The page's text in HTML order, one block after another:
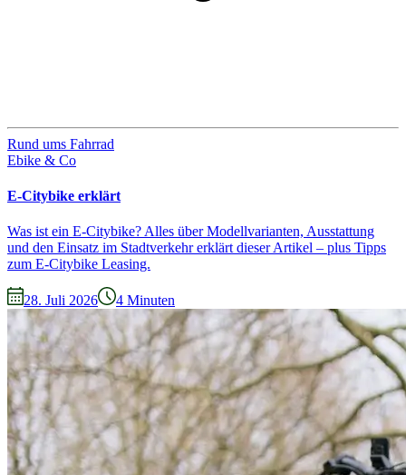
Rund ums Fahrrad
Ebike & Co
E-Citybike erklärt
Was ist ein E-Citybike? Alles über Modellvarianten, Ausstattung
und den Einsatz im Stadtverkehr erklärt dieser Artikel – plus Tipps
zum E-Citybike Leasing.
28. Juli 2026 4 Minuten